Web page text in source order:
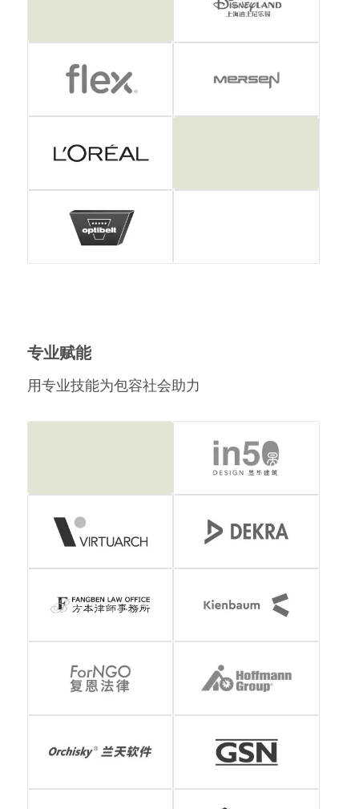
专业赋能
用专业技能为包容社会助力